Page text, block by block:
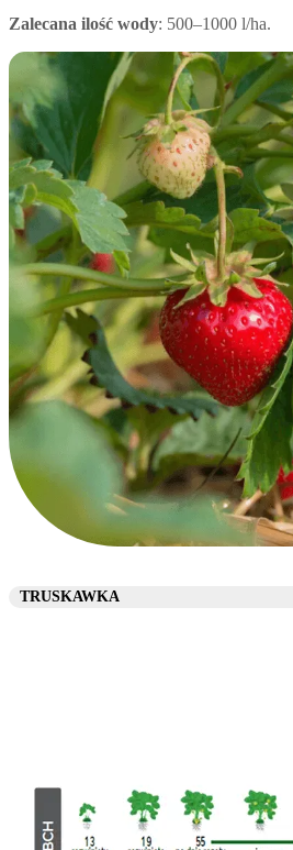
Zalecana ilość wody: 500–1000 l/ha.
TRUSKAWKA